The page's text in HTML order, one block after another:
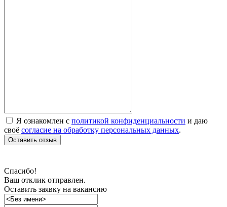
Я ознакомлен с политикой конфиденциальности и даю
своё согласие на обработку персональных данных.
Оставить отзыв
Спасибо!
Ваш отклик отправлен.
Оставить заявку на вакансию